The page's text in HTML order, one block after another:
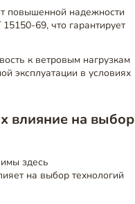
повышенной надежности
69, что гарантирует
к ветровым нагрузкам
эксплуатации в условиях
влияние на выбор
здесь
на выбор технологий